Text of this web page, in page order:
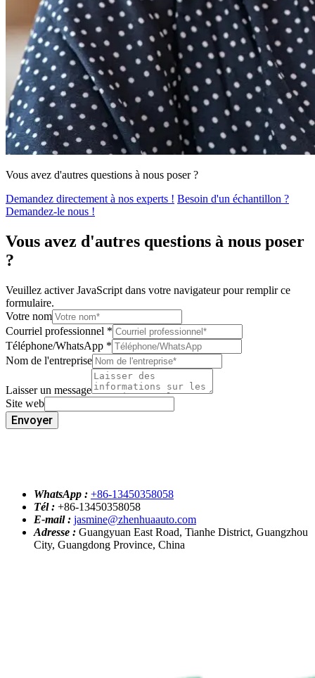
Vous avez d'autres questions à nous poser ?
Demandez directement à nos experts ! Besoin d'un échantillon ?
Demandez-le nous !
Vous avez d'autres questions à nous poser
?
Veuillez activer JavaScript dans votre navigateur pour remplir ce
formulaire.
Votre nom
Courriel professionnel *
Téléphone/WhatsApp *
Nom de l'entreprise
Laisser un message
Site web
Envoyer
WhatsApp : +86-13450358058
Tél : +86-13450358058
E-mail : jasmine@zhenhuaauto.com
Adresse : Guangyuan East Road, Tianhe District, Guangzhou
City, Guangdong Province, China